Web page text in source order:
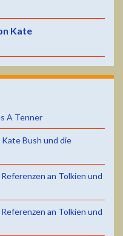
Kate
A Tenner
Bush und die
an Tolkien und
an Tolkien und